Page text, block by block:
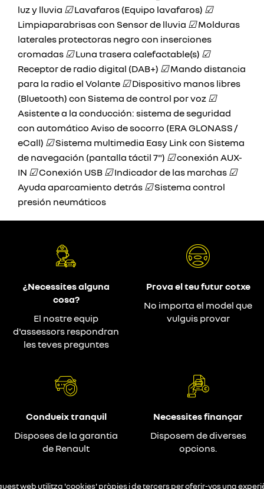
luz y lluvia ☑Lavafaros (Equipo lavafaros) ☑
Limpiaparabrisas con Sensor de lluvia ☑Molduras
laterales protectoras negro con inserciones
cromadas ☑Luna trasera calefactable(s) ☑
Receptor de radio digital (DAB+) ☑Mando distancia
para la radio el Volante ☑Dispositivo manos libres
(Bluetooth) con Sistema de control por voz ☑
Asistente a la conducción: sistema de seguridad
con automático Aviso de socorro (ERA GLONASS /
eCall) ☑Sistema multimedia Easy Link con Sistema
de navegación (pantalla táctil 7") ☑conexión AUX-
IN ☑Conexión USB ☑Indicador de las marchas ☑
Ayuda aparcamiento detrás ☑Sistema control
presión neumáticos
web utilitza 'cookies' pròpies i de tercers per oferir-vos una
¿Necessites alguna
cosa?
El nostre equip
d'assessors respondran
les teves preguntes
Prova el teu futur cotxe
No importa el model que
vulguis provar
Condueix tranquil
Disposes de la garantia
de Renault
Necessites finançar
Disposem de diverses
opcions.